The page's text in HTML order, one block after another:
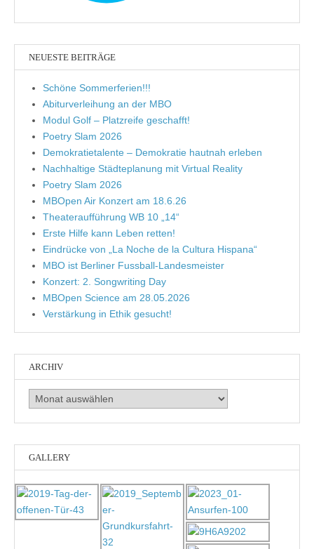
NEUESTE BEITRÄGE
Schöne Sommerferien!!!
Abiturverleihung an der MBO
Modul Golf – Platzreife geschafft!
Poetry Slam 2026
Demokratietalente – Demokratie hautnah erleben
Nachhaltige Städteplanung mit Virtual Reality
Poetry Slam 2026
MBOpen Air Konzert am 18.6.26
Theateraufführung WB 10 „14“
Erste Hilfe kann Leben retten!
Eindrücke von „La Noche de la Cultura Hispana“
MBO ist Berliner Fussball-Landesmeister
Konzert: 2. Songwriting Day
MBOpen Science am 28.05.2026
Verstärkung in Ethik gesucht!
ARCHIV
Archiv
GALLERY